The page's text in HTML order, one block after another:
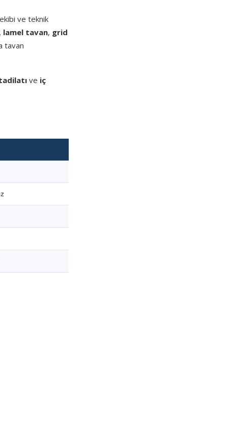
ve teknik
, lamel tavan, grid
tavan
ve iç